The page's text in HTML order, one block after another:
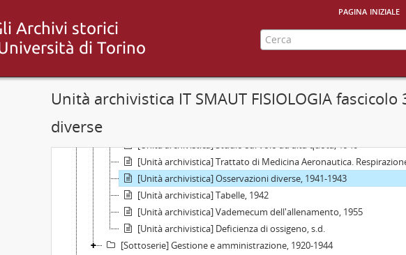
pagina iniziale
Unità archivistica IT SMAUT FISIOLOGIA
diverse
[Unità archivistica] Relazione sull'uso del respiratore inglese in
[Unità archivistica] Respirazione e ricambio di individui allenati
[Unità archivistica] Determinazione del flusso sanguigno, 1937
[Unità archivistica] Studi sulla respirazione ad alte quote, 1939-
[Unità archivistica] Sulla resistenza all'embolismo a varia
[Unità archivistica] Studio sul volo ad alta quota, 1940
[Unità archivistica] Trattato di Medicina Aeronautica.
[Unità archivistica] Osservazioni diverse, 1941-1943
[Unità archivistica] Tabelle, 1942
[Unità archivistica] Vademecum dell'allenamento, 1955
[Unità archivistica] Deficienza di ossigeno, s.d.
[Sottoserie] Gestione e amministrazione, 1920-1944